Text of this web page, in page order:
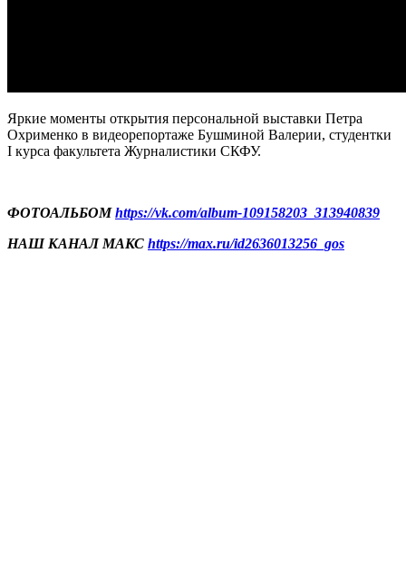
Яркие моменты открытия персональной выставки Петра
Охрименко в видеорепортаже Бушминой Валерии, студентки
I курса факультета Журналистики СКФУ.
ФОТОАЛЬБОМhttps://vk.com/album-109158203_313940839
НАШ КАНАЛ МАКС https://max.ru/id2636013256_gos